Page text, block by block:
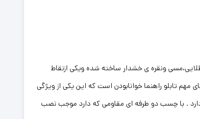
ونقره ی خشدار ساخته شده ویکی ازنقاط
تابلو راهنما خوانابودن است که این یکی از ویژگی
. با چسب دو طرفه ای مقاومی که دارد موجب نصب